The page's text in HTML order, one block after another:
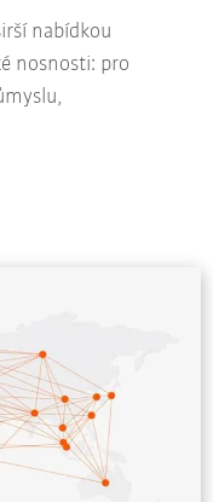
nabídkou
nosnosti: pro